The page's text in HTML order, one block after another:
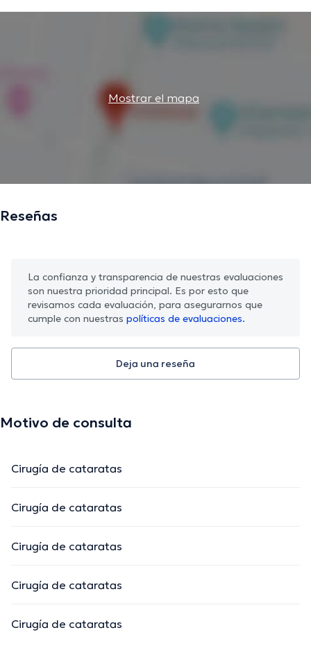
Mostrar el mapa
Reseñas
La confianza y transparencia de nuestras evaluaciones
son nuestra prioridad principal. Es por esto que
revisamos cada evaluación, para asegurarnos que
cumple con nuestras políticas de evaluaciones.
Deja una reseña
Motivo de consulta
Cirugía de cataratas
Cirugía de cataratas
Cirugía de cataratas
Cirugía de cataratas
Cirugía de cataratas